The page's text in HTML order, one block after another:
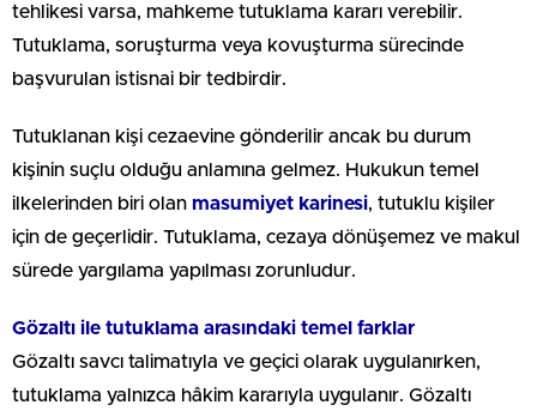
tehlikesi varsa, mahkeme tutuklama kararı verebilir.
Tutuklama, soruşturma veya kovuşturma sürecinde
başvurulan istisnai bir tedbirdir.
Tutuklanan kişi cezaevine gönderilir ancak bu durum
kişinin suçlu olduğu anlamına gelmez. Hukukun temel
ilkelerinden biri olan masumiyet karinesi, tutuklu kişiler
için de geçerlidir. Tutuklama, cezaya dönüşemez ve makul
sürede yargılama yapılması zorunludur.
Gözaltı ile tutuklama arasındaki temel farklar
Gözaltı savcı talimatıyla ve geçici olarak uygulanırken,
tutuklama yalnızca hâkim kararıyla uygulanır. Gözaltı